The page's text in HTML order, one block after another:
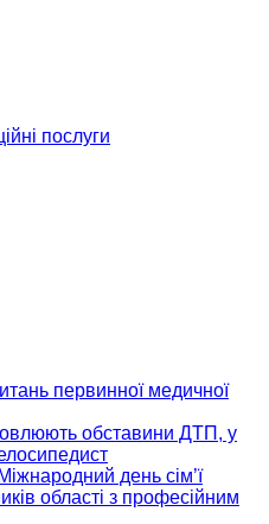
послуги
первинної медичної
обставини ДТП, у
день сім’ї
області з професійним